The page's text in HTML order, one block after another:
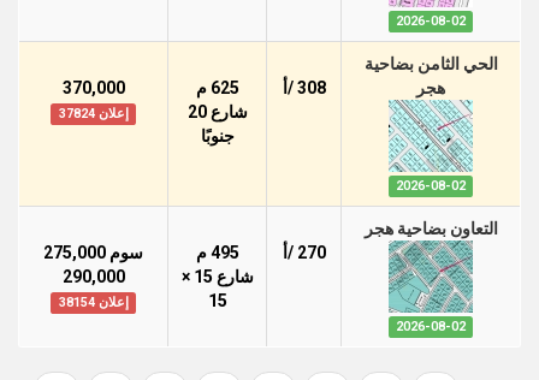
2026-08-02
الحي الثامن بضاحية
هجر
2026-08-02
308 /أ
625 م
شارع 20
جنوبًا
370,000
إعلان 37824
التعاون بضاحية هجر
2026-08-02
270 /أ
495 م
شارع 15 ×
15
سوم 275,000
290,000
إعلان 38154